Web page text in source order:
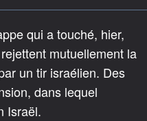
qui a touché, hier,
mutuellement la
un tir israélien. Des
dans lequel
Israël.